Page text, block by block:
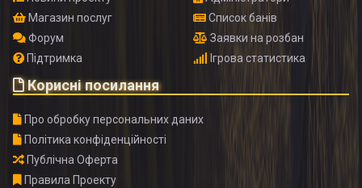
Магазин послуг
Форум
Підтримка
Список банів
Заявки на розбан
Ігрова статистика
Корисні посилання
Про обробку персональних даних
Політика конфіденційності
Публічна Оферта
Правила Проекту